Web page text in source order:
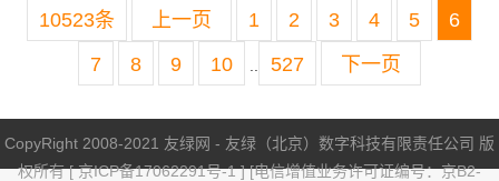
10523条 上一页 1 2 3 4 5
6
7
8 9 10 527 下一页
CopyRight 2008-2021 友绿网 - 友绿（北京）数字科技有限责任公司 版
权所有 [京ICP备17062291号-1] [电信增值业务许可证编号：京B2-